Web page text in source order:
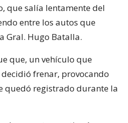
que salía lentamente del
entre los autos que
Gral. Hugo Batalla.
que, un vehículo que
frenar, provocando
quedó registrado durante la